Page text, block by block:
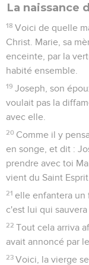
La naissance
18 Voici de quelle
Christ. Marie, sa
enceinte, par la
habité ensemble.
19 Joseph, son
voulait pas la
avec elle.
20 Comme il y
en songe, et dit :
prendre avec toi
vient du Saint Esprit
21 elle enfantera un
c'est lui qui
22 Tout cela arriva
avait annoncé par
23 Voici, la vierge